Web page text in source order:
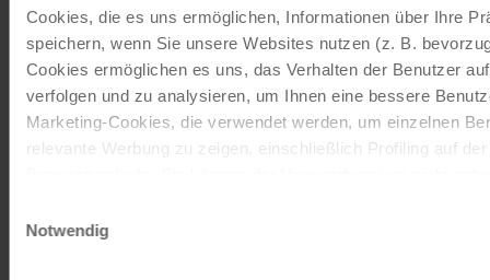
Cookies, die es uns ermöglichen, Informationen über Ihre
speichern, wenn Sie unsere Websites nutzen (z. B.
Cookies ermöglichen es uns, das Verhalten der Benutzer
verfolgen und zu analysieren, um Ihnen eine bessere
Marketing-Cookies, die verwendet werden, um einzelnen
relevante Werbung zu zeigen, einschließlich Profiling auf
entscheiden, nur notwendige Cookies zu verwenden, indem
Notwendig
Radreisen, Kreuzfahrten und
Radkreuzfahrten
JETZT KOSTENFREI BESTELLEN